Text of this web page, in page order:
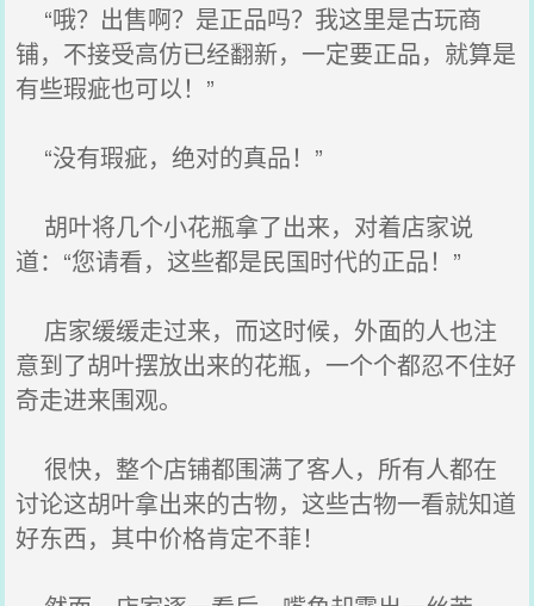
“哦？出售啊？是正品吗？我这里是古玩商
铺，不接受高仿已经翻新，一定要正品，就算是
有些瑕疵也可以！”
“没有瑕疵，绝对的真品！”
胡叶将几个小花瓶拿了出来，对着店家说
道：“您请看，这些都是民国时代的正品！”
店家缓缓走过来，而这时候，外面的人也注
意到了胡叶摆放出来的花瓶，一个个都忍不住好
奇走进来围观。
很快，整个店铺都围满了客人，所有人都在
讨论这胡叶拿出来的古物，这些古物一看就知道
好东西，其中价格肯定不菲！